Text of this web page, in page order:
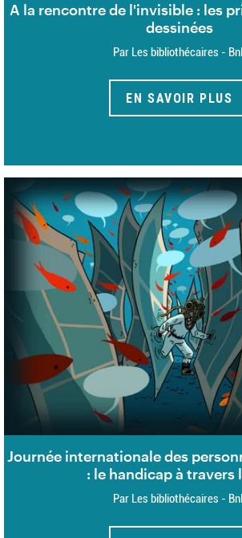
A la rencontre de l'invisible : les
dessinées
Par Les bibliothécaires -
EN SAVOIR PLUS
Journée internationale des
: le handicap à travers
Par Les bibliothécaires -